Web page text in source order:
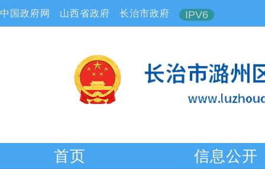
中国政府网 山西省政府 长治市政府 IPV6
首页 信息公开